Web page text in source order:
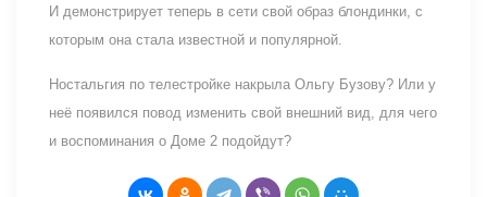
И демонстрирует теперь в сети свой образ блондинки, с
которым она стала известной и популярной.
Ностальгия по телестройке накрыла Ольгу Бузову? Или у
неё появился повод изменить свой внешний вид, для чего
и воспоминания о Доме 2 подойдут?